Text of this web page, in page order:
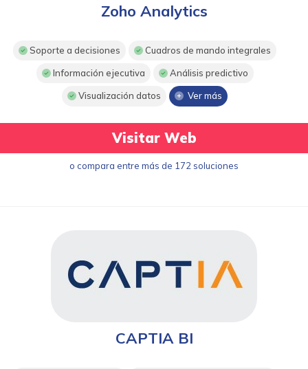
Zoho Analytics
Soporte a decisiones Cuadros de mando integrales
Información ejecutiva Análisis predictivo
Visualización datos Ver más
Visitar Web
o compara entre más de 172 soluciones
CAPTIA BI